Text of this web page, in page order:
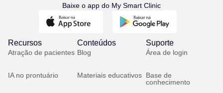
Baixe o app do My Smart Clinic
Recursos
Atração de pacientes
IA no prontuário
Conteúdos
Blog
Materiais educativos
Suporte
Área de login
Base de
conhecimento